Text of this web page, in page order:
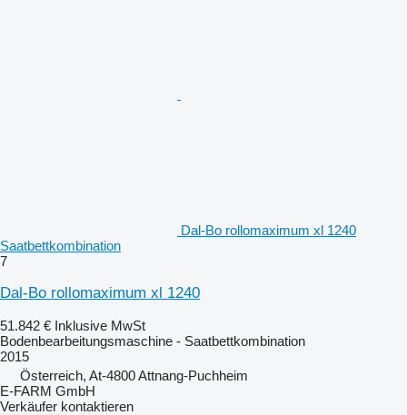
Dal-Bo rollomaximum xl 1240
Saatbettkombination
7
Dal-Bo rollomaximum xl 1240
51.842 € Inklusive MwSt
Bodenbearbeitungsmaschine - Saatbettkombination
2015
Österreich, At-4800 Attnang-Puchheim
E-FARM GmbH
Verkäufer kontaktieren